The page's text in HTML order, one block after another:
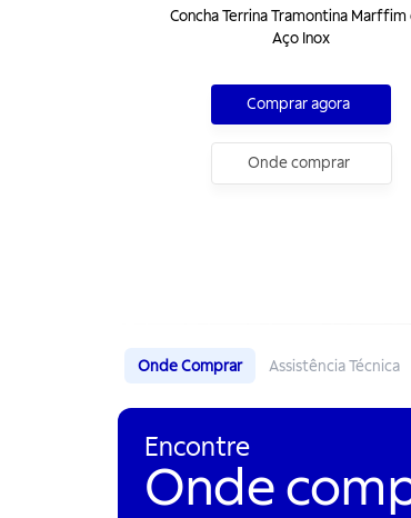
Concha Terrina Tramontina Marffim
Aço Inox
Comprar agora
Onde comprar
Onde Comprar Assistência Técnica
Encontre
Onde